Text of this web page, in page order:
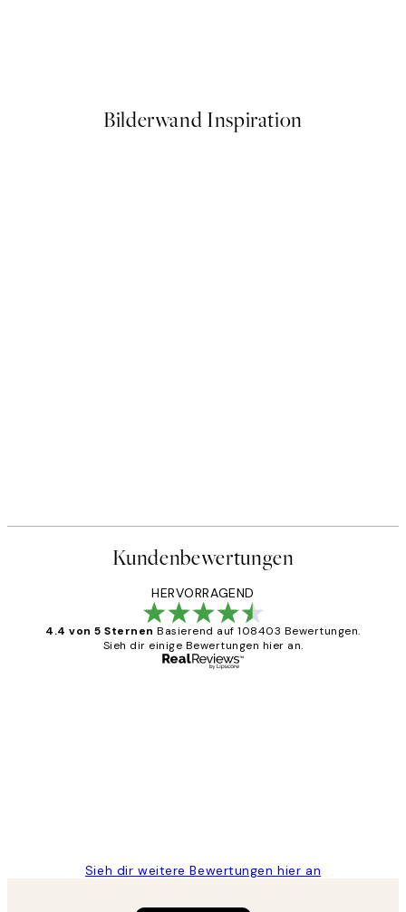
Bilderwand Inspiration
Kundenbewertungen
HERVORRAGEND
4.4 von 5 Sternen Basierend auf 108403 Bewertungen.
Sieh dir einige Bewertungen hier an.
Sieh dir weitere Bewertungen hier an